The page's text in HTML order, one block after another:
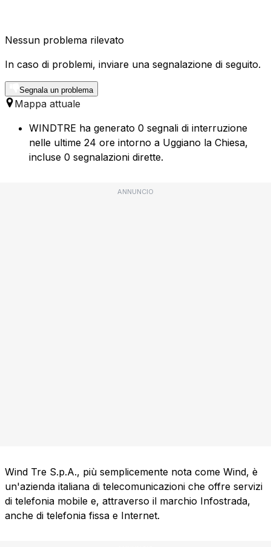
Nessun problema rilevato
In caso di problemi, inviare una segnalazione di seguito.
Segnala un problema
Mappa attuale
WINDTRE ha generato 0 segnali di interruzione
nelle ultime 24 ore intorno a Uggiano la Chiesa,
incluse 0 segnalazioni dirette.
ANNUNCIO
Wind Tre S.p.A., più semplicemente nota come Wind, è
un'azienda italiana di telecomunicazioni che offre servizi
di telefonia mobile e, attraverso il marchio Infostrada,
anche di telefonia fissa e Internet.